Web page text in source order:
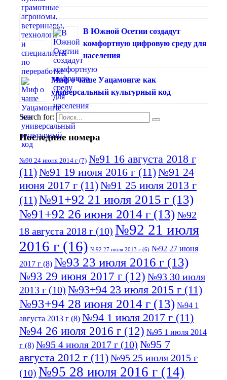
В Южной Осетии создадут
комфортную цифровую среду для
населения
Миф о чаше Уацамонгæ как
универсальный культурный код
Search for:
Последние номера
№90 24 июня 2014 г (7) №91 16 августа 2018 г
(11)№91 19 июля 2016 г (11)№91 24
июня 2017 г (11)№91 25 июля 2013 г
(11)№91+92 21 июля 2015 г (13)
№91+92 26 июня 2014 г (13)№92
18 августа 2018 г (10) №92 21 июля
2016 г (16) №92 27 июля 2013 г (6) №92 27 июня
2017 г (8) №93 23 июля 2016 г (13)
№93 29 июня 2017 г (12) №93 30 июля
2013 г (10) №93+94 23 июля 2015 г (11)
№93+94 28 июня 2014 г (13) №94 1
августа 2013 г (8) №94 1 июля 2017 г (11)
№94 26 июля 2016 г (12) №95 1 июля 2014
г (8) №95 4 июля 2017 г (10) №95 7
августа 2012 г (11)№95 25 июля 2015 г
(10) №95 28 июля 2016 г (14)